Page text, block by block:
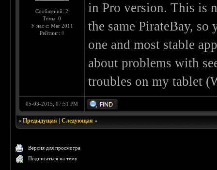
Сообщений: 2
Темы: 0
У нас с: Mar 2011
Рейтинг: 0
in Pro version. This is
the same PirateBay,
one and most stable
about problems with
troubles on my tablet
05-03-2015, 07:51 PM
«Предыдущая |Следующая »
Версия для просмотра
Подписаться на тему